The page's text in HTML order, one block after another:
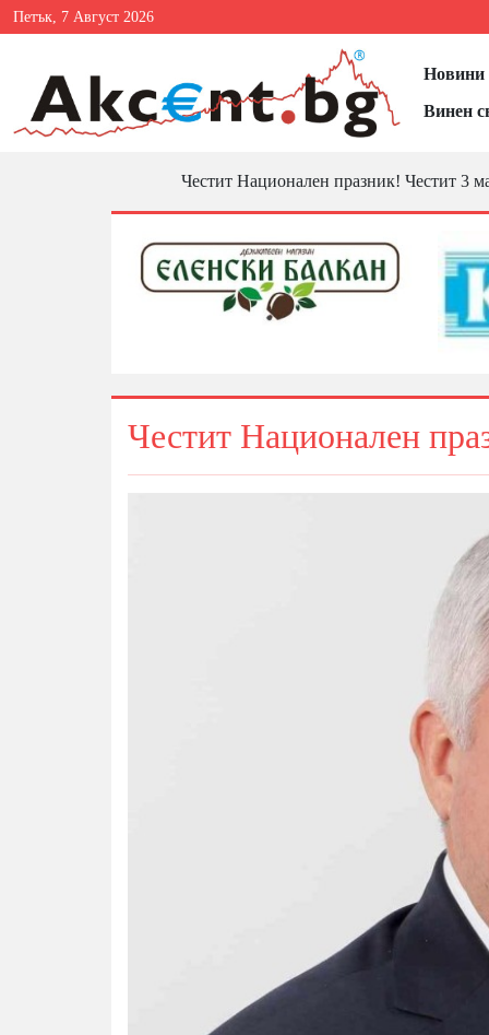
Петък, 7 Август 2026
Новини
Винен
Честит Национален празник! Честит 3
Честит Национален